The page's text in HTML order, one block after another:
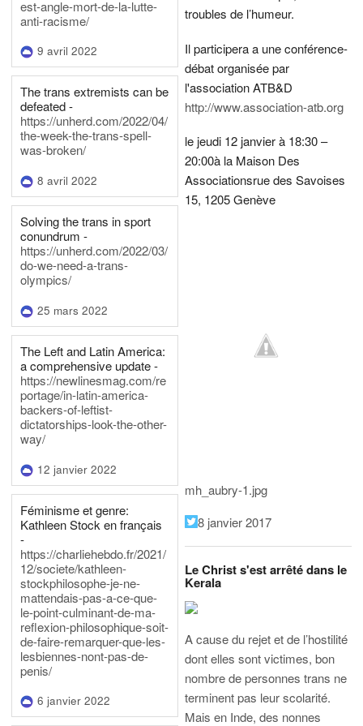
est-angle-mort-de-la-lutte-
anti-racisme/
9 avril 2022
The trans extremists can be
defeated -
https://unherd.com/2022/04/
the-week-the-trans-spell-
was-broken/
8 avril 2022
Solving the trans in sport
conundrum -
https://unherd.com/2022/03/
do-we-need-a-trans-
olympics/
25 mars 2022
The Left and Latin America:
a comprehensive update -
https://newlinesmag.com/re
portage/in-latin-america-
backers-of-leftist-
dictatorships-look-the-other-
way/
12 janvier 2022
Féminisme et genre:
Kathleen Stock en français
-
https://charliehebdo.fr/2021/
12/societe/kathleen-
stockphilosophe-je-ne-
mattendais-pas-a-ce-que-
le-point-culminant-de-ma-
reflexion-philosophique-soit-
de-faire-remarquer-que-les-
lesbiennes-nont-pas-de-
penis/
6 janvier 2022
troubles de l’humeur.
Il participera a une conférence-
débat organisée par
l'association ATB&D
http://www.association-atb.org
le jeudi 12 janvier à 18:30 –
20:00à la Maison Des
Associationsrue des Savoises
15, 1205 Genève
mh_aubry-1.jpg
8 janvier 2017
Le Christ s'est arrêté dans le
Kerala
A cause du rejet et de l’hostilité
dont elles sont victimes, bon
nombre de personnes trans ne
terminent pas leur scolarité.
Mais en Inde, des nonnes